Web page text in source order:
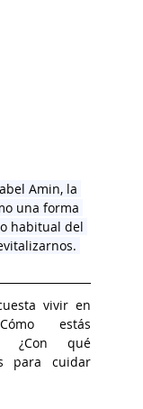
Amin, la
una forma
habitual del
vivir en
estás
¿Con qué
para cuidar